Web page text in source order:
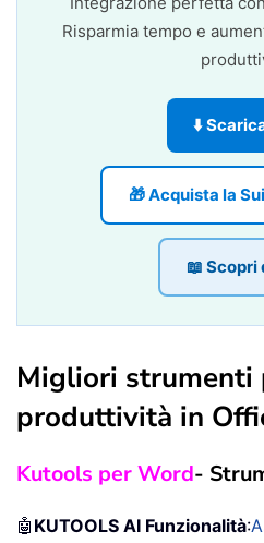
Risparmia tempo e
⬇️
🎁 Acquista la
📖 Scopri
Migliori strumenti
produttività in
Kutools per Word-
🤖 KUTOOLS AI Funzionalità: